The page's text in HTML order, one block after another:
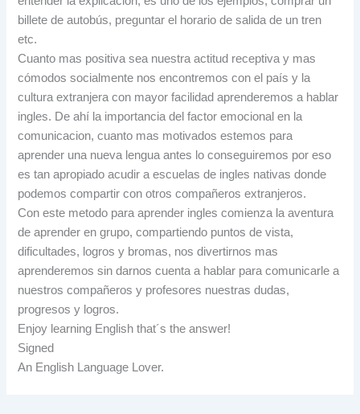
billete de autobús, preguntar el horario de salida de un tren
etc.
Cuanto mas positiva sea nuestra actitud receptiva y mas
cómodos socialmente nos encontremos con el país y la
cultura extranjera con mayor facilidad aprenderemos a hablar
ingles. De ahí la importancia del factor emocional en la
comunicacion, cuanto mas motivados estemos para
aprender una nueva lengua antes lo conseguiremos por eso
es tan apropiado acudir a escuelas de ingles nativas donde
podemos compartir con otros compañeros extranjeros.
Con este metodo para aprender ingles comienza la aventura
de aprender en grupo, compartiendo puntos de vista,
dificultades, logros y bromas, nos divertirnos mas
aprenderemos sin darnos cuenta a hablar para comunicarle a
nuestros compañeros y profesores nuestras dudas,
progresos y logros.
Enjoy learning English that´s the answer!
Signed
An English Language Lover.